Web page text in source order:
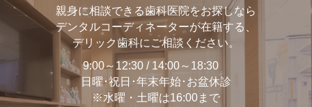
親身に相談できる歯科医院をお探しなら
デンタルコーディネーターが在籍する、
デリック歯科にご相談ください。
9:00～12:30 / 14:00～18:30
日曜･祝日･年末年始･お盆休診
※水曜・土曜は16:00まで